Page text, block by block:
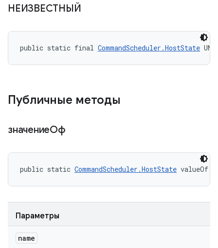
НЕИЗВЕСТНЫЙ
public static final CommandScheduler.HostState
Публичные методы
значениеОф
public static CommandScheduler.HostState valueOf
Параметры
name